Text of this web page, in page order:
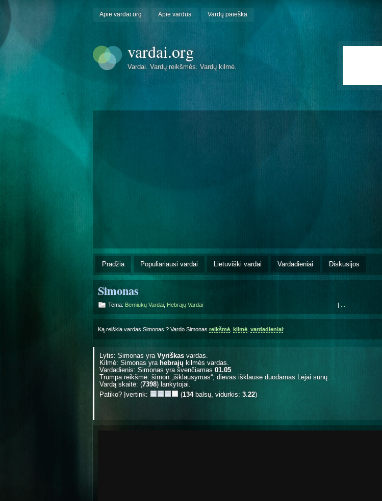
Apie vardai.org Apie vardus Vardų paieška
vardai.org
Vardai. Vardų reikšmės. Vardų kilmė.
Pradžia Populiariausi vardai Lietuviški vardai Vardadieniai Diskusijos
Simonas
Tema: Berniukų Vardai Hebrajų Vardai |
Ką reiškia vardas Simonas ? Vardo Simonas reikšmė kilmė vardadieniai:
Lytis: Simonas yra Vyriškas vardas.
Kilmė: Simonas yra hebrajų kilmės vardas.
Vardadienis: Simonas yra švenčiamas 01.05
Trumpa reikšmė: šimon „išklausymas“; dievas išklausė duodamas Lėjai sūnų.
Vardą skaitė: (7398) lankytojai.
Patiko? Įvertink:
(134balsų, vidurkis: 3.22)